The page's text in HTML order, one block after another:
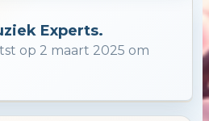
Experts.
op 2 maart 2025 om